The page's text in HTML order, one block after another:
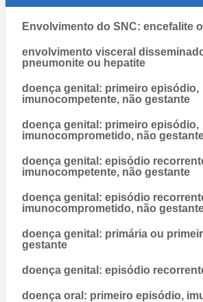
Envolvimento do SNC: encefalite
envolvimento visceral
pneumonite ou hepatite
doença genital: primeiro episódio,
imunocompetente, não gestante
doença genital: primeiro episódio,
imunocomprometido, não
doença genital: episódio
imunocompetente, não gestante
doença genital: episódio
imunocomprometido, não
doença genital: primária ou
gestante
doença genital: episódio
doença oral: primeiro episódio,